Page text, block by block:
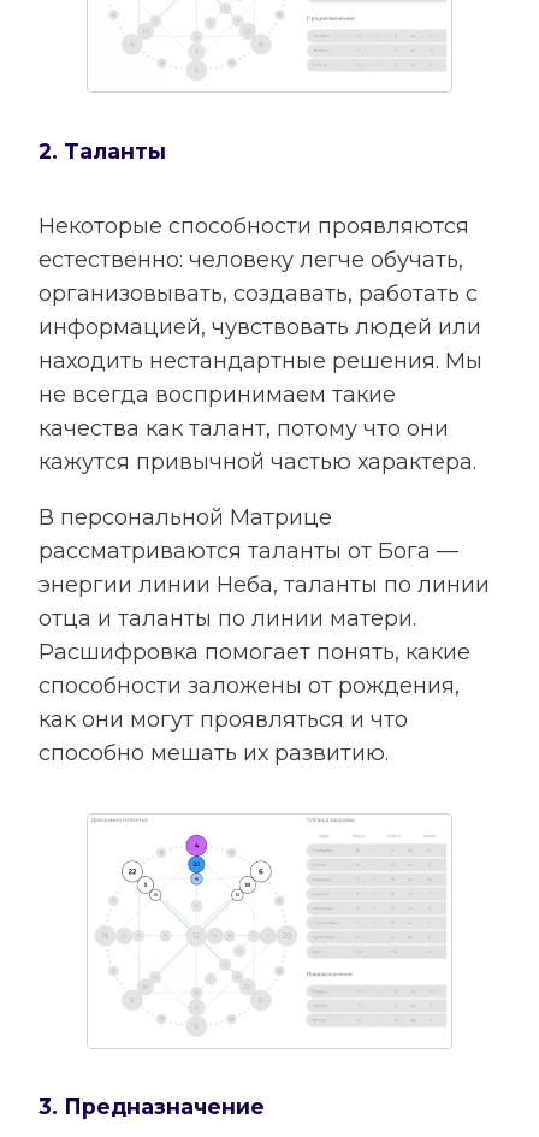
2. Таланты
Некоторые способности проявляются
естественно: человеку легче обучать,
организовывать, создавать, работать с
информацией, чувствовать людей или
находить нестандартные решения. Мы
не всегда воспринимаем такие
качества как талант, потому что они
кажутся привычной частью характера.
В персональной Матрице
рассматриваются таланты от Бога —
энергии линии Неба, таланты по линии
отца и таланты по линии матери.
Расшифровка помогает понять, какие
способности заложены от рождения,
как они могут проявляться и что
способно мешать их развитию.
3. Предназначение